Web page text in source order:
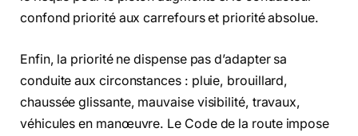
confond priorité aux carrefours et priorité absolue.
Enfin, la priorité ne dispense pas d’adapter sa
conduite aux circonstances : pluie, brouillard,
chaussée glissante, mauvaise visibilité, travaux,
véhicules en manœuvre. Le Code de la route impose